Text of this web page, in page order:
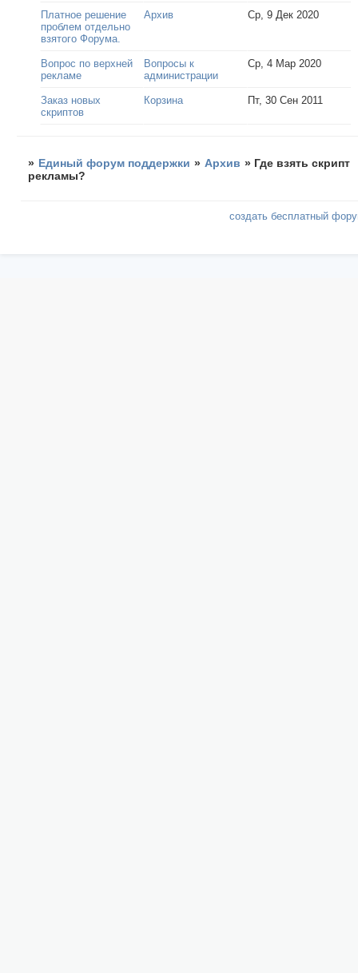
Платное решение
проблем отдельно
взятого Форума.
Архив Ср, 9 Дек 2020
Вопрос по верхней
рекламе
Вопросы к
администрации
Ср, 4 Мар 2020
Заказ новых
скриптов
Корзина Пт, 30 Сен 2011
» Единый форум поддержки » Архив » Где взять скрипт
рекламы?
создать бесплатный